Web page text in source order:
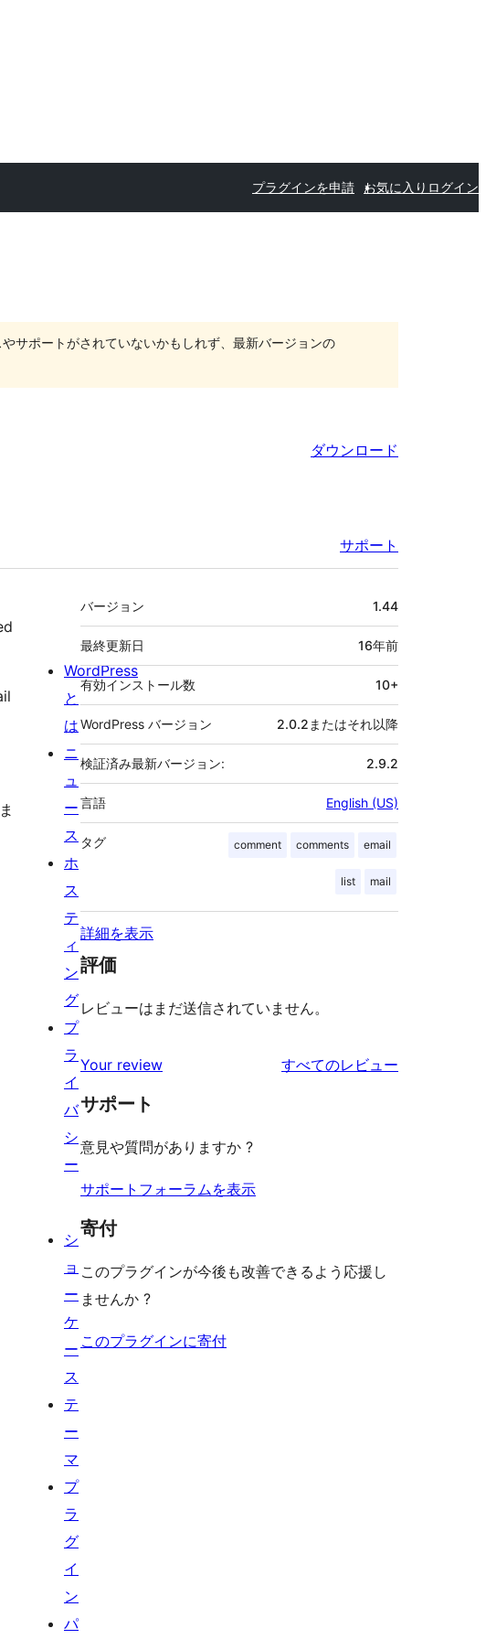
プラグインを申請 お気に入り ログイン
サポートがされていないかもしれず、最新バージョンの
ダウンロード
サポート
メ
タ
バージョン 1.44
最終更新日 16年前
有効インストール数 10+
WordPress バージョン 2.0.2またはそれ以降
検証済み最新バージョン: 2.9.2
言語 English (US)
タグ comment comments email
list mail
詳細を表示
評価
レビューはまだ送信されていません。
Your review すべてのレビュー
サポート
意見や質問がありますか ?
サポートフォーラムを表示
寄付
このプラグインが今後も改善できるよう応援し
ませんか ?
このプラグインに寄付
WordPress
と
は
ニ
ュ
ー
ス
ホ
ス
テ
ィ
ン
グ
プ
ラ
イ
バ
シ
ー
シ
ョ
ー
ケ
ー
ス
テ
ー
マ
プ
ラ
グ
イ
ン
パ